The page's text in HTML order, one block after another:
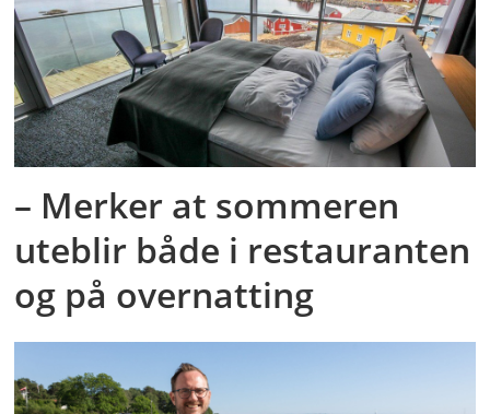
– Merker at sommeren
uteblir både i restauranten
og på overnatting